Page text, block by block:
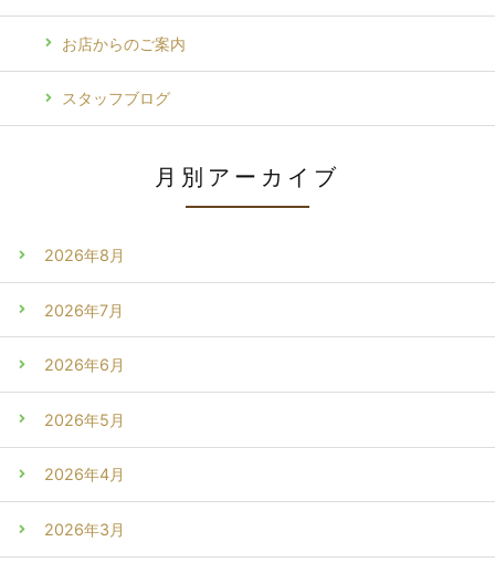
お店からのご案内
スタッフブログ
月別アーカイブ
2026年8月
2026年7月
2026年6月
2026年5月
2026年4月
2026年3月